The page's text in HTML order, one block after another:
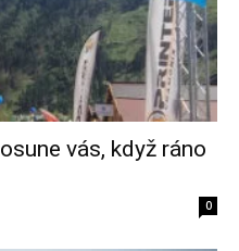
vás, když ráno
0